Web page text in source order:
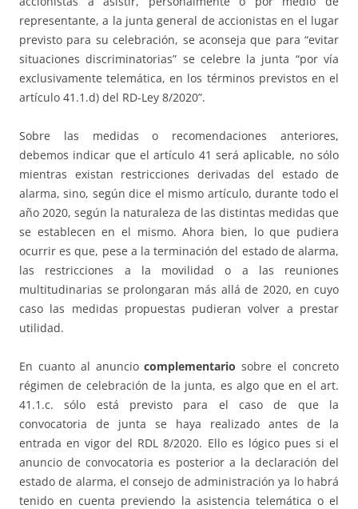
representante, a la junta general de accionistas en el lugar
previsto para su celebración, se aconseja que para “evitar
situaciones discriminatorias” se celebre la junta “por vía
exclusivamente telemática, en los términos previstos en el
artículo 41.1.d) del RD-Ley 8/2020”.
Sobre las medidas o recomendaciones anteriores,
debemos indicar que el artículo 41 será aplicable, no sólo
mientras existan restricciones derivadas del estado de
alarma, sino, según dice el mismo artículo, durante todo el
año 2020, según la naturaleza de las distintas medidas que
se establecen en el mismo. Ahora bien, lo que pudiera
ocurrir es que, pese a la terminación del estado de alarma,
las restricciones a la movilidad o a las reuniones
multitudinarias se prolongaran más allá de 2020, en cuyo
caso las medidas propuestas pudieran volver a prestar
utilidad.
En cuanto al anunciocomplementario sobre el concreto
régimen de celebración de la junta, es algo que en el art.
41.1.c. sólo está previsto para el caso de que la
convocatoria de junta se haya realizado antes de la
entrada en vigor del RDL 8/2020. Ello es lógico pues si el
anuncio de convocatoria es posterior a la declaración del
estado de alarma, el consejo de administración ya lo habrá
tenido en cuenta previendo la asistencia telemática o el